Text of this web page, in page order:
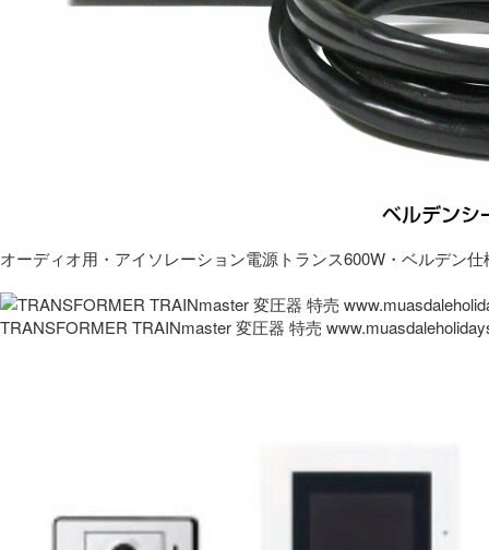
オーディオ用・アイソレーション電源トランス600W・ベルデン仕
TRANSFORMER TRAINmaster 変圧器 特売